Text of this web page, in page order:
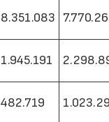
8.351.083
1.945.191
482.719